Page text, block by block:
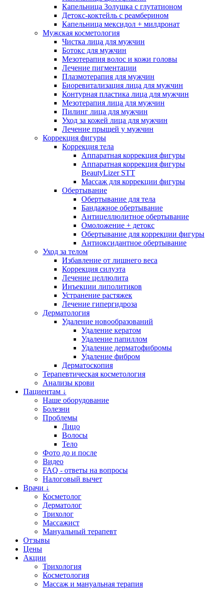
Капельница Золушка с глутатионом
Детокс-коктейль с реамберином
Капельница мексидол + милдронат
Мужская косметология
Чистка лица для мужчин
Ботокс для мужчин
Мезотерапия волос и кожи головы
Лечение пигментации
Плазмотерапия для мужчин
Биоревитализация лица для мужчин
Контурная пластика лица для мужчин
Мезотерапия лица для мужчин
Пилинг лица для мужчин
Уход за кожей лица для мужчин
Лечение прыщей у мужчин
Коррекция фигуры
Коррекция тела
Аппаратная коррекция фигуры
Аппаратная коррекция фигуры
BeautyLizer STT
Массаж для коррекции фигуры
Обертывание
Обертывание для тела
Бандажное обертывание
Антицеллюлитное обертывание
Омоложение + детокс
Обертывание для коррекции фигуры
Антиоксидантное обертывание
Уход за телом
Избавление от лишнего веса
Коррекция силуэта
Лечение целлюлита
Инъекции липолитиков
Устранение растяжек
Лечение гипергидроза
Дерматология
Удаление новообразований
Удаление кератом
Удаление папиллом
Удаление дерматофибромы
Удаление фибром
Дерматоскопия
Терапевтическая косметология
Анализы крови
Пациентам ↓
Наше оборудование
Болезни
Проблемы
Лицо
Волосы
Тело
Фото до и после
Видео
FAQ - ответы на вопросы
Налоговый вычет
Врачи ↓
Косметолог
Дерматолог
Трихолог
Массажист
Мануальный терапевт
Отзывы
Цены
Акции
Трихология
Косметология
Массаж и мануальная терапия